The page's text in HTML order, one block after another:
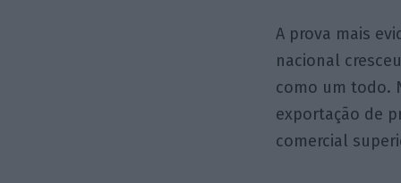
A prova mais
nacional
como um todo.
exportação de
comercial